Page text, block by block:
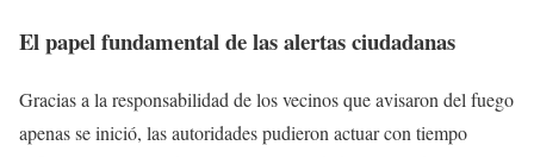
El papel fundamental de las alertas ciudadanas
Gracias a la responsabilidad de los vecinos que avisaron del fuego
apenas se inició, las autoridades pudieron actuar con tiempo